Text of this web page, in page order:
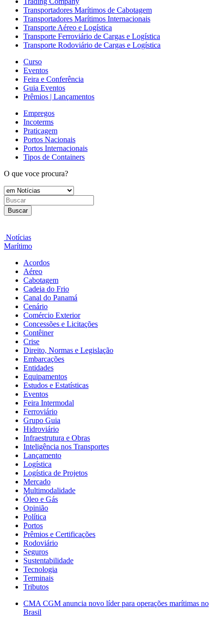
Transportadores Marítimos de Cabotagem
Transportadores Marítimos Internacionais
Transporte Aéreo e Logística
Transporte Ferroviário de Cargas e Logística
Transporte Rodoviário de Cargas e Logística
Curso
Eventos
Feira e Conferência
Guia Eventos
Prêmios | Lançamentos
Empregos
Incoterms
Praticagem
Portos Nacionais
Portos Internacionais
Tipos de Containers
O que voce procura?
Buscar
Notícias
Marítimo
Acordos
Aéreo
Cabotagem
Cadeia do Frio
Canal do Panamá
Cenário
Comércio Exterior
Concessões e Licitações
Contêiner
Crise
Direito, Normas e Legislação
Embarcações
Entidades
Equipamentos
Estudos e Estatísticas
Eventos
Feira Intermodal
Ferroviário
Grupo Guia
Hidroviário
Infraestrutura e Obras
Inteligência nos Transportes
Lançamento
Logística
Logística de Projetos
Mercado
Multimodalidade
Óleo e Gás
Opinião
Política
Portos
Prêmios e Certificações
Rodoviário
Seguros
Sustentabilidade
Tecnologia
Terminais
Tributos
CMA CGM anuncia novo líder para operações marítimas no
Brasil